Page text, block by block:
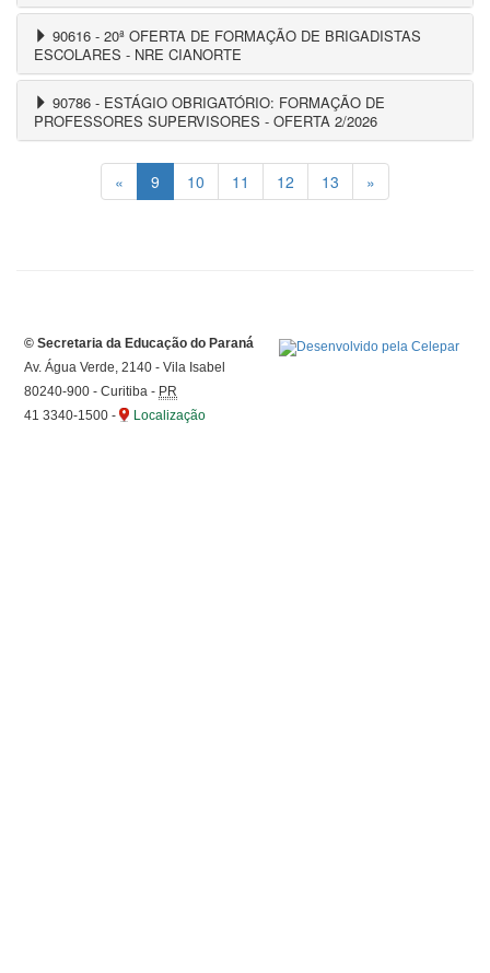
90616 - 20ª OFERTA DE FORMAÇÃO DE BRIGADISTAS
ESCOLARES - NRE CIANORTE
90786 - ESTÁGIO OBRIGATÓRIO: FORMAÇÃO DE
PROFESSORES SUPERVISORES - OFERTA 2/2026
« 9 10 11 12 13 »
© Secretaria da Educação do Paraná
Av. Água Verde, 2140 - Vila Isabel
80240-900 - Curitiba - PR
41 3340-1500 - Localização